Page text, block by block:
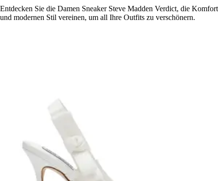
Entdecken Sie die Damen Sneaker Steve Madden Verdict, die Komfort
und modernen Stil vereinen, um all Ihre Outfits zu verschönern.